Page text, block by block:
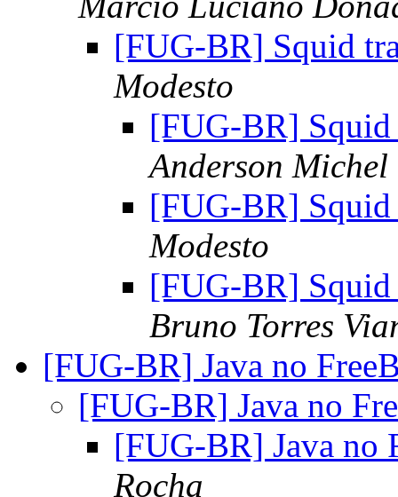
[FUG-BR] Squid
Modesto
[FUG-BR] Squid
Anderson Michel
[FUG-BR] Squid
Modesto
[FUG-BR] Squid
Bruno Torres
[FUG-BR] Java no
[FUG-BR] Java no
[FUG-BR] Java no
Rocha